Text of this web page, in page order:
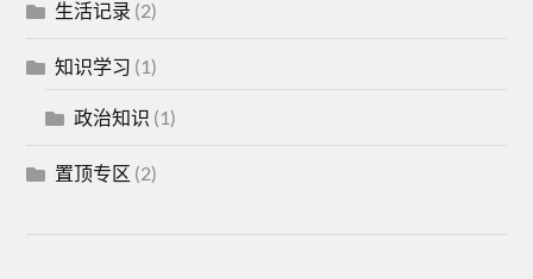
生活记录 (2)
知识学习 (1)
政治知识 (1)
置顶专区 (2)